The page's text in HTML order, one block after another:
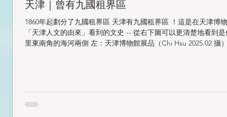
天津｜曾有九國租界區
1860年起劃分了九國租界區 天津有九國租界區 ！這是在天津博
「天津人文的由來」看到的文史 -- 從右下圖可以更清楚地看到是位在老城
里東南角的海河兩側 左：天津博物館展品（Chi Hsu 2025.02 攝